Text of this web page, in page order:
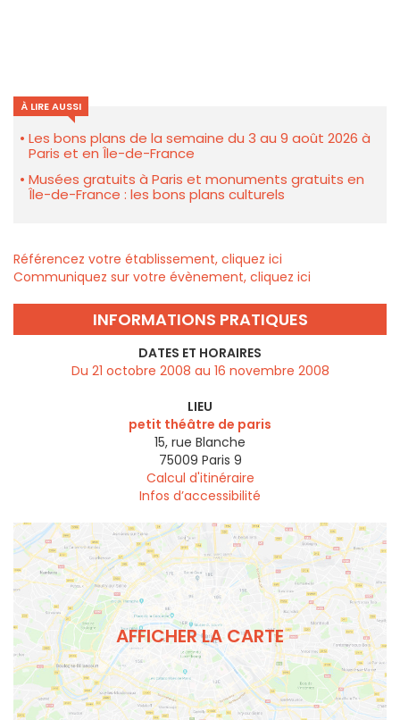
À LIRE AUSSI
Les bons plans de la semaine du 3 au 9 août 2026 à
Paris et en Île-de-France
Musées gratuits à Paris et monuments gratuits en
Île-de-France : les bons plans culturels
Référencez votre établissement, cliquez ici
Communiquez sur votre évènement, cliquez ici
INFORMATIONS PRATIQUES
DATES ET HORAIRES
Du 21 octobre 2008 au 16 novembre 2008
LIEU
petit théâtre de paris
15, rue Blanche
75009 Paris 9
Calcul d'itinéraire
Infos d’accessibilité
AFFICHER LA CARTE